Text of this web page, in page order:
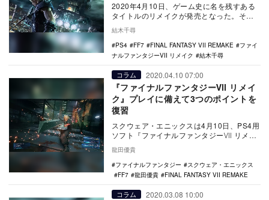
2020年4月10日、ゲーム史に名を残すある
タイトルのリメイクが発売となった。その
タイトルの名は『FINAL FANTASY V…
結木千尋
PS4
FF7 FINAL FANTASY VII REMAKE
ファイ
ナルファンタジーVII リメイク
結木千尋
コラム 2020.04.10 07:00
『ファイナルファンタジーⅦ リメイ
ク』プレイに備えて3つのポイントを
復習
スクウェア・エニックスは4月10日、PS4用
ソフト『ファイナルファンタジーⅦ リメイ
た。…
龍田優貴
ファイナルファンタジー
スクウェア・エニックス
FF7
龍田優貴 FINAL FANTASY VII REMAKE
コラム 2020.03.08 10:00